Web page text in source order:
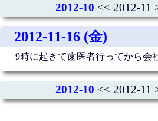
2012-10 << 2012-11
2012-11-16 (金)
9時に起きて歯医者行ってから会
2012-10 << 2012-11